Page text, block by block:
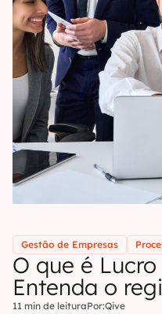
Gestão de Empresas
O que é
Entenda o
11 min de leituraPor:Qive